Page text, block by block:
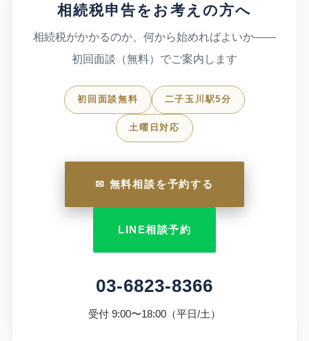
相続税申告をお考えの方へ
相続税がかかるのか、何から始めればよいか——
初回面談（無料）でご案内します
初回面談無料 二子玉川駅5分
土曜日対応
✉ 無料相談を予約する
LINE相談予約
03-6823-8366
受付 9:00〜18:00（平日/土）